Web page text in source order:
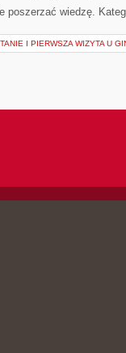
poszerzać wiedzę.
I PIERWSZA WIZYTA U